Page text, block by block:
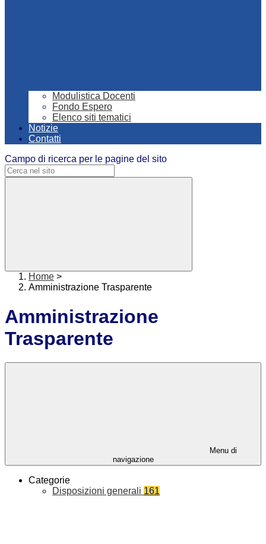
Modulistica Docenti
Fondo Espero
Elenco siti tematici
Notizie
Contatti
Campo di ricerca per le pagine del sito
Home >
Amministrazione Trasparente
Amministrazione
Trasparente
Menu di
navigazione
Categorie
Disposizioni generali 161